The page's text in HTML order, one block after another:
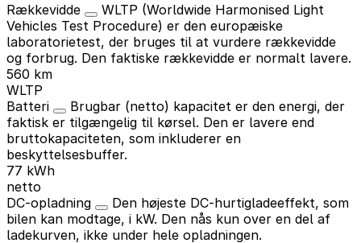
Rækkevidde
WLTP (Worldwide Harmonised Light
Vehicles Test Procedure) er den europæiske
laboratorietest, der bruges til at vurdere rækkevidde
og forbrug. Den faktiske rækkevidde er normalt lavere.
560 km
WLTP
Batteri
Brugbar (netto) kapacitet er den energi, der
faktisk er tilgængelig til kørsel. Den er lavere end
bruttokapaciteten, som inkluderer en
beskyttelsesbuffer.
77 kWh
netto
DC-opladning
Den højeste DC-hurtigladeeffekt, som
bilen kan modtage, i kW. Den nås kun over en del af
ladekurven, ikke under hele opladningen.